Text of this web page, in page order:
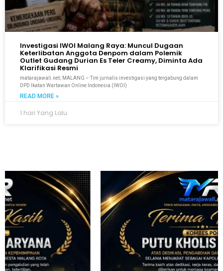
Investigasi IWOI Malang Raya: Muncul Dugaan
Keterlibatan Anggota Denpom dalam Polemik
Outlet Gudang Durian Es Teler Creamy, Diminta Ada
Klarifikasi Resmi
matarajawali.net; MALANG – Tim jurnalis investigasi yang tergabung dalam
DPD Ikatan Wartawan Online Indonesia (IWOI)
READ MORE »
1 hari Yang Lalu